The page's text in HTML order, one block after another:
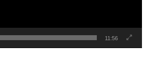
11:56